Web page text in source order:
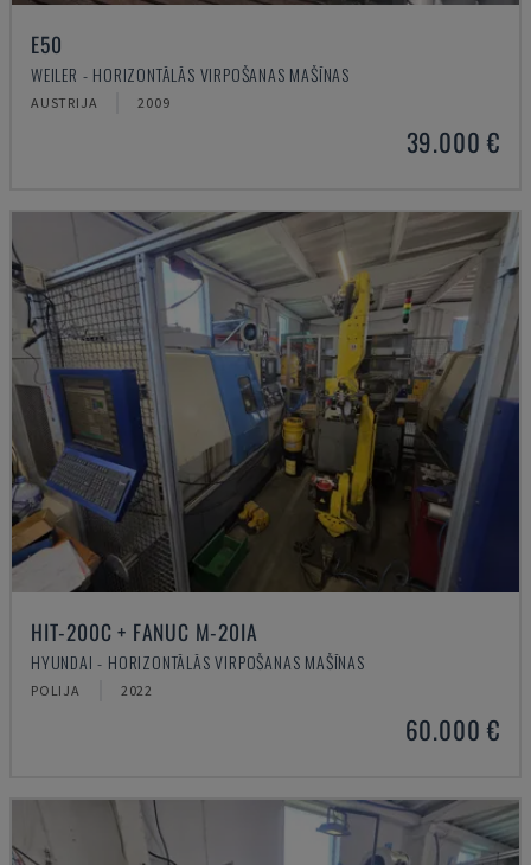
E50
WEILER - HORIZONTĀLĀS VIRPOŠANAS MAŠĪNAS
AUSTRIJA 2009
39.000 €
HIT-200C + FANUC M-20IA
HYUNDAI - HORIZONTĀLĀS VIRPOŠANAS MAŠĪNAS
POLIJA 2022
60.000 €